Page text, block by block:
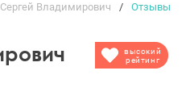
Владимирович Отзывы
высокий
рейтинг